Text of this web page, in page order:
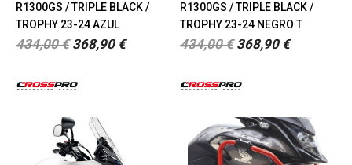
R1300GS / TRIPLE BLACK /
TROPHY 23-24 AZUL
434,00 € 368,90 €
R1300GS / TRIPLE BLACK /
TROPHY 23-24 NEGRO T
434,00 € 368,90 €